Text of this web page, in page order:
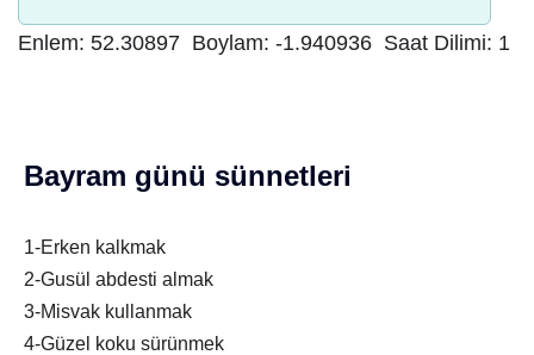
Enlem: 52.30897 Boylam: -1.940936 Saat Dilimi: 1
Bayram günü sünnetleri
1-Erken kalkmak
2-Gusül abdesti almak
3-Misvak kullanmak
4-Güzel koku sürünmek